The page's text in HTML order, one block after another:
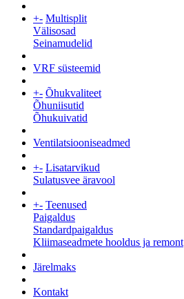
+- Multisplit
Välisosad
Seinamudelid
VRF süsteemid
+- Õhukvaliteet
Õhuniisutid
Õhukuivatid
Ventilatsiooniseadmed
+- Lisatarvikud
Sulatusvee äravool
+- Teenused
Paigaldus
Standardpaigaldus
Kliimaseadmete hooldus ja remont
Järelmaks
Kontakt